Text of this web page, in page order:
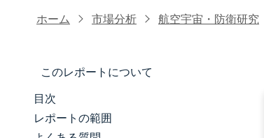
ホーム 市場分析 航空宇宙・防衛研究
このレポートについて
市場規模とシェア
目次
レポートの範囲